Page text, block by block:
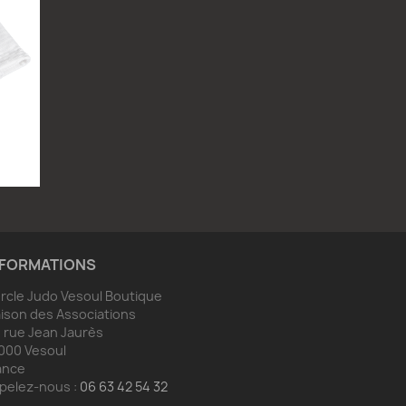
Judo Vesoul Boutique
des Associations
rue Jean Jaurès
Vesoul
nous : 06 63 42 54 32